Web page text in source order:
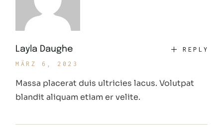
Layla Daughe
MÄRZ 6, 2023
REPLY
Massa placerat duis ultricies lacus. Volutpat
blandit aliquam etiam er velite.